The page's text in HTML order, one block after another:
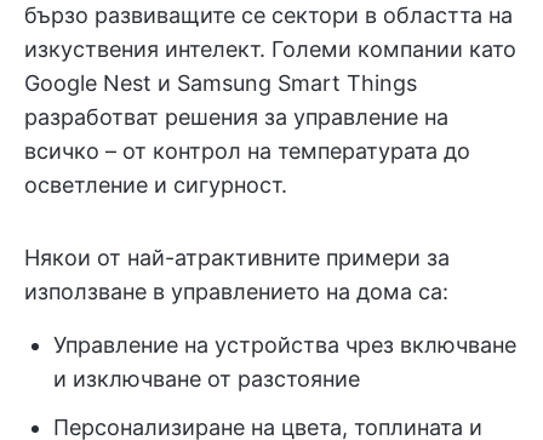
бързо развиващите се сектори в областта на
изкуствения интелект. Големи компании като
Google Nest и Samsung Smart Things
разработват решения за управление на
всичко – от контрол на температурата до
осветление и сигурност.
Някои от най-атрактивните примери за
използване в управлението на дома са:
Управление на устройства чрез включване
и изключване от разстояние
Персонализиране на цвета, топлината и